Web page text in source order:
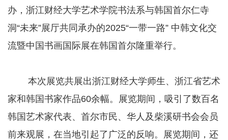
办，浙江财经大学艺术学院书法系与韩国首尔仁寺
洞“未来”展厅共同承办的2025“一带一路” 中韩文化交
流暨中国书画国际展在韩国首尔隆重举行。
本次展览共展出浙江财经大学师生、浙江省艺术
家和韩国书家作品60余幅。展览期间，吸引了数百名
韩国艺术家代表、首尔市民、华人及柴溪研书会会员
前来观展，在当地引起了广泛的反响。展览期间，还